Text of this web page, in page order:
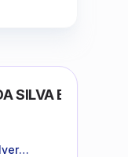
SILVA BIONDI